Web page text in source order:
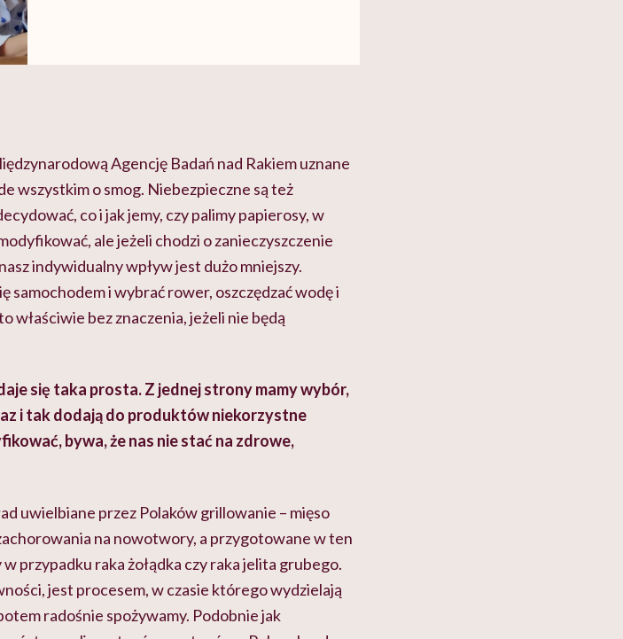
Agencję Badań nad Rakiem uznane
wszystkim o smog. Niebezpieczne są też
co i jak jemy, czy palimy papierosy, w
ale jeżeli chodzi o zanieczyszczenie
indywidualny wpływ jest dużo mniejszy.
samochodem i wybrać rower, oszczędzać wodę i
właściwie bez znaczenia, jeżeli nie będą
się taka prosta. Z jednej strony mamy wybór,
i tak dodają do produktów niekorzystne
bywa, że nas nie stać na zdrowe,
uwielbiane przez Polaków grillowanie – mięso
na nowotwory, a przygotowane w ten
przypadku raka żołądka czy raka jelita grubego.
jest procesem, w czasie którego wydzielają
radośnie spożywamy. Podobnie jak